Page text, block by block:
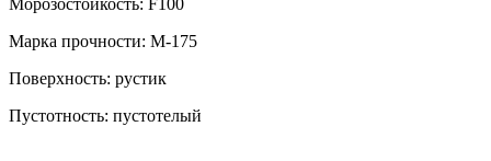
Марка прочности: М-175
Поверхность: рустик
Пустотность: пустотелый